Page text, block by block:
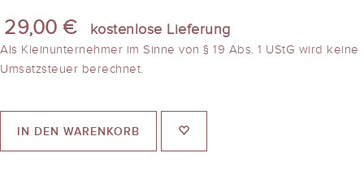
29,00 € kostenlose Lieferung
Als Kleinunternehmer im Sinne von § 19 Abs. 1 UStG wird keine
Umsatzsteuer berechnet.
IN DEN WARENKORB